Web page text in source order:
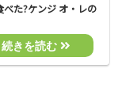
べた?ケンジ オ・レの